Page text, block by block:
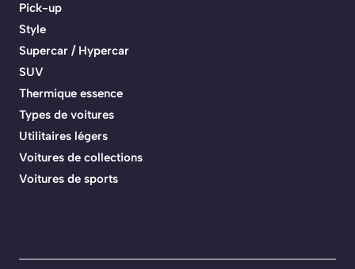
Pick-up
Style
Supercar / Hypercar
SUV
Thermique essence
Types de voitures
Utilitaires légers
Voitures de collections
Voitures de sports